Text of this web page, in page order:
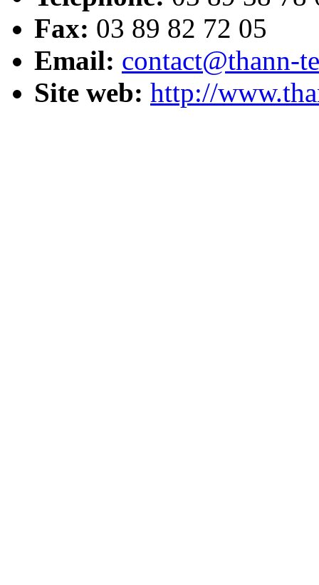
Fax: 03 89 82 72 05
Email: contact@thann-
Site web: http://